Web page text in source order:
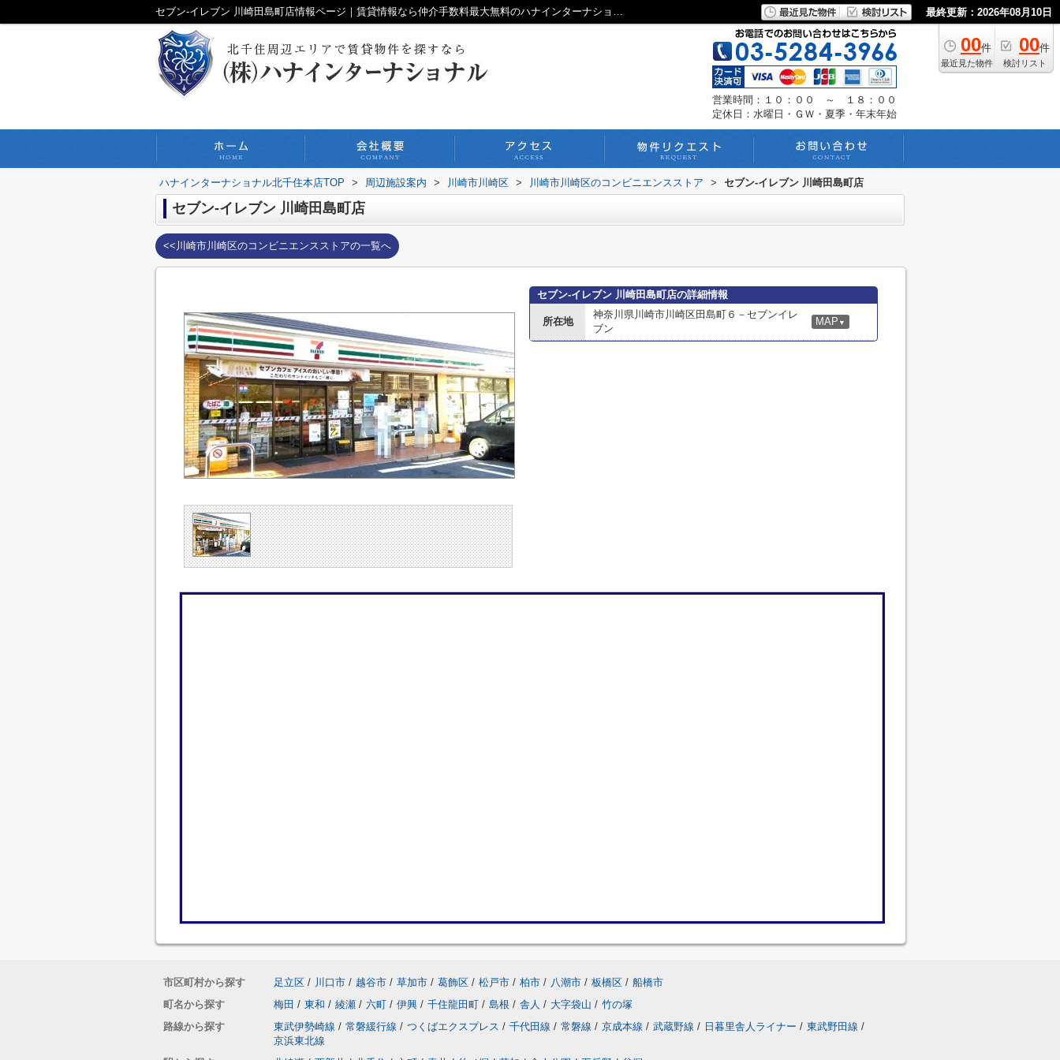
セブン‐イレブン 川崎田島町店情報ページ｜賃貸情報なら仲介手数料最大無料のハナインターナショナル北千住本店 最終更新：2026年08月10日
00件
最近見た物件
00件
検討リスト
営業時間：１０：００ ～ １８：００
定休日：水曜日・ＧＷ・夏季・年末年始
ハナインターナショナル北千住本店TOP > 周辺施設案内 > 川崎市川崎区 > 川崎市川崎区のコンビニエンスストア > セブン‐イレブン 川崎田島町店
セブン‐イレブン 川崎田島町店
<<川崎市川崎区のコンビニエンスストアの一覧へ
セブン‐イレブン 川崎田島町店の詳細情報
所在地
神奈川県川崎市川崎区田島町６－セブンイレ
ブン
MAP ▼
市区町村から探す 足立区 / 川口市 / 越谷市 / 草加市 / 葛飾区 / 松戸市 / 柏市 / 八潮市 / 板橋区 / 船橋市
町名から探す
梅田 / 東和 / 綾瀬 / 六町 / 伊興 / 千住龍田町 / 島根 / 舎人 / 大字袋山 / 竹の塚
路線から探す
東武伊勢崎線 / 常磐緩行線 / つくばエクスプレス / 千代田線 / 常磐線 / 京成本線 / 武蔵野線 / 日暮里舎人ライナー / 東武野田線 /
京浜東北線